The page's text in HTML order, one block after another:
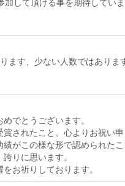
ます、少ない人数ではあり
でとうございます。
されたこと、心よりお祝い申
がこの様な形で認められた
りに思います。
お祈りしております。